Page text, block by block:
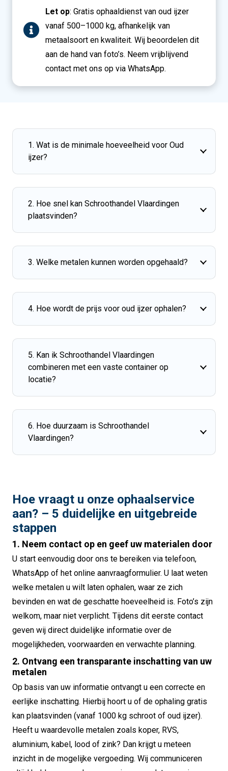
Let op: Gratis ophaaldienst van oud ijzer
vanaf 500–1000 kg, afhankelijk van
metaalsoort en kwaliteit. Wij beoordelen dit
aan de hand van foto’s. Neem vrijblijvend
contact met ons op via WhatsApp.
1. Wat is de minimale hoeveelheid voor Oud
ijzer?
2. Hoe snel kan Schroothandel Vlaardingen
plaatsvinden?
3. Welke metalen kunnen worden opgehaald?
4. Hoe wordt de prijs voor oud ijzer ophalen?
5. Kan ik Schroothandel Vlaardingen
combineren met een vaste container op
locatie?
6. Hoe duurzaam is Schroothandel
Vlaardingen?
Hoe vraagt u onze ophaalservice
aan? – 5 duidelijke en uitgebreide
stappen
1. Neem contact op en geef uw materialen door
U start eenvoudig door ons te bereiken via telefoon,
WhatsApp of het online aanvraagformulier. U laat weten
welke metalen u wilt laten ophalen, waar ze zich
bevinden en wat de geschatte hoeveelheid is. Foto’s zijn
welkom, maar niet verplicht. Tijdens dit eerste contact
geven wij direct duidelijke informatie over de
mogelijkheden, voorwaarden en verwachte planning.
2. Ontvang een transparante inschatting van uw
metalen
Op basis van uw informatie ontvangt u een correcte en
eerlijke inschatting. Hierbij hoort u of de ophaling gratis
kan plaatsvinden (vanaf 1000 kg schroot of oud ijzer).
Heeft u waardevolle metalen zoals koper, RVS,
aluminium, kabel, lood of zink? Dan krijgt u meteen
inzicht in de mogelijke vergoeding. Wij communiceren